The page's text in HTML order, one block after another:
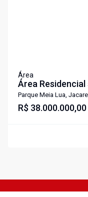
Área
Área Residencial
Lua, Jacareí -
Parque Meia Lua,
R$ 38.000.000,00